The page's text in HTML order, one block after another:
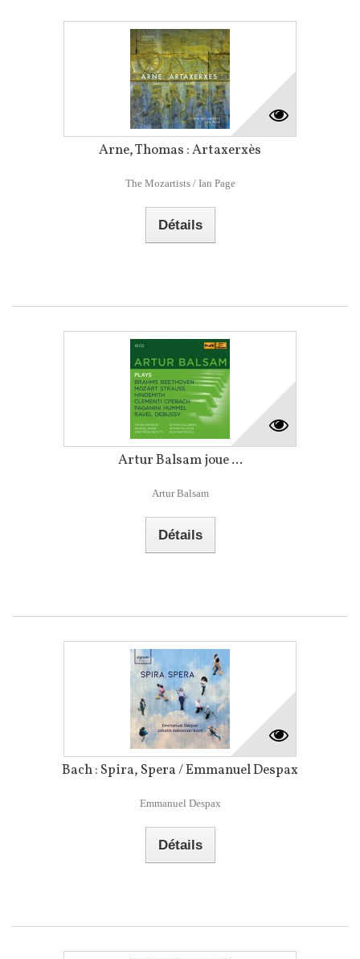
Arne, Thomas : Artaxerxès
The Mozartists / Ian Page
Détails
Artur Balsam joue ...
Artur Balsam
Détails
Bach : Spira, Spera / Emmanuel Despax
Emmanuel Despax
Détails